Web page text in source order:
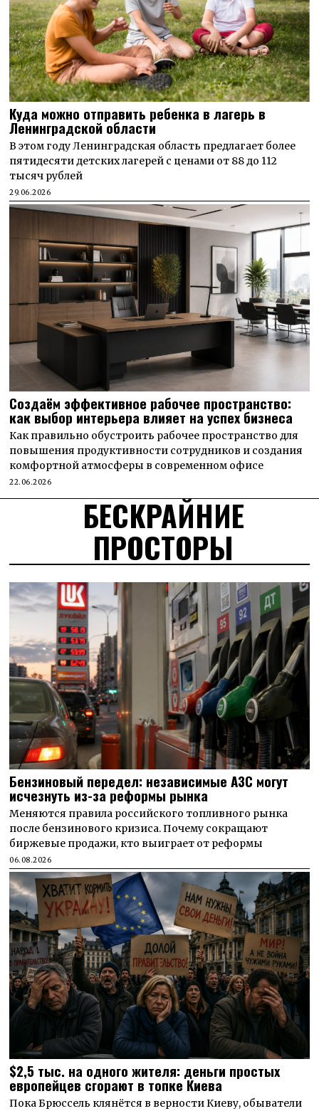
Куда можно отправить ребенка в лагерь в
Ленинградской области
В этом году Ленинградская область предлагает более
пятидесяти детских лагерей с ценами от 88 до 112
тысяч рублей
29.06.2026
Создаём эффективное рабочее пространство:
как выбор интерьера влияет на успех бизнеса
Как правильно обустроить рабочее пространство для
повышения продуктивности сотрудников и создания
комфортной атмосферы в современном офисе
22.06.2026
БЕСКРАЙНИЕ
ПРОСТОРЫ
Бензиновый передел: независимые АЗС могут
исчезнуть из-за реформы рынка
Меняются правила российского топливного рынка
после бензинового кризиса. Почему сокращают
биржевые продажи, кто выиграет от реформы
06.08.2026
$2,5 тыс. на одного жителя: деньги простых
европейцев сгорают в топке Киева
Пока Брюссель клянётся в верности Киеву, обыватели